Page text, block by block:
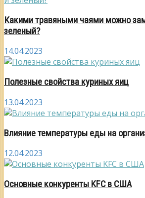
Какими травяными чаями можно
зеленый?
14.04.2023
Полезные свойства куриных яиц
13.04.2023
Влияние температуры еды на
12.04.2023
Основные конкуренты KFC в США